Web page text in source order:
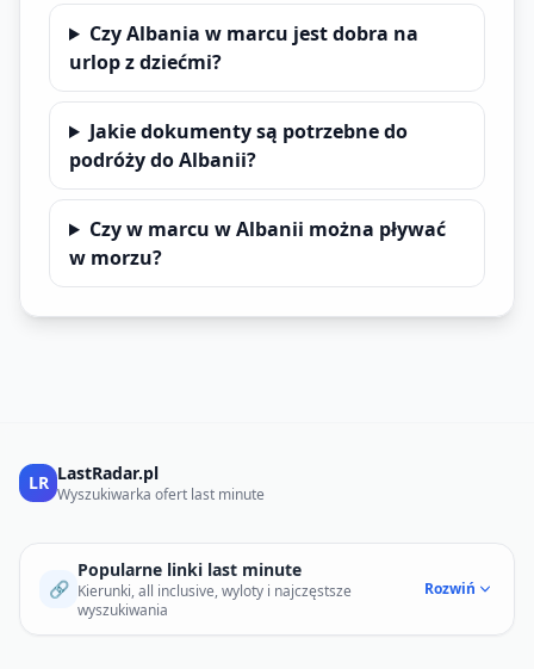
Czy Albania w marcu jest dobra na
urlop z dziećmi?
Jakie dokumenty są potrzebne do
podróży do Albanii?
Czy w marcu w Albanii można pływać
w morzu?
LR LastRadar.pl
Wyszukiwarka ofert last minute
🔗
Popularne linki last minute
Kierunki, all inclusive, wyloty i najczęstsze
wyszukiwania
Rozwiń